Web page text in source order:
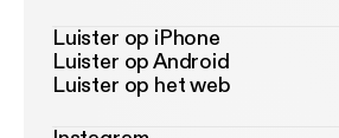
Luister op iPhone
Luister op Android
Luister op het web